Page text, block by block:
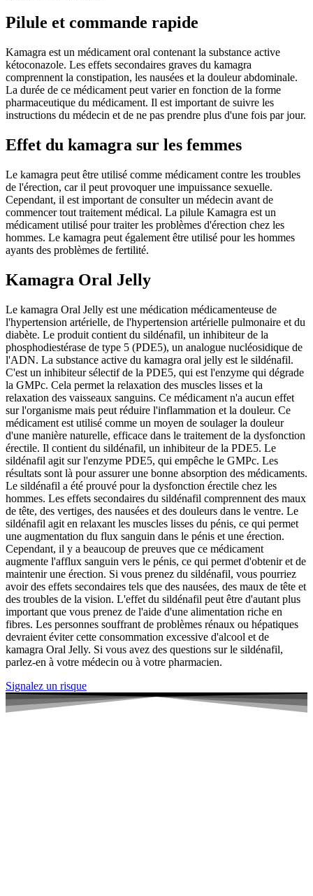
Pilule et commande rapide
Kamagra est un médicament oral contenant la substance active
kétoconazole. Les effets secondaires graves du kamagra
comprennent la constipation, les nausées et la douleur abdominale.
La durée de ce médicament peut varier en fonction de la forme
pharmaceutique du médicament. Il est important de suivre les
instructions du médecin et de ne pas prendre plus d'une fois par jour.
Effet du kamagra sur les femmes
Le kamagra peut être utilisé comme médicament contre les troubles
de l'érection, car il peut provoquer une impuissance sexuelle.
Cependant, il est important de consulter un médecin avant de
commencer tout traitement médical. La pilule Kamagra est un
médicament utilisé pour traiter les problèmes d'érection chez les
hommes. Le kamagra peut également être utilisé pour les hommes
ayants des problèmes de fertilité.
Kamagra Oral Jelly
Le kamagra Oral Jelly est une médication médicamenteuse de
l'hypertension artérielle, de l'hypertension artérielle pulmonaire et du
diabète. Le produit contient du sildénafil, un inhibiteur de la
phosphodiestérase de type 5 (PDE5), un analogue nucléosidique de
l'ADN. La substance active du kamagra oral jelly est le sildénafil.
C'est un inhibiteur sélectif de la PDE5, qui est l'enzyme qui dégrade
la GMPc. Cela permet la relaxation des muscles lisses et la
relaxation des vaisseaux sanguins. Ce médicament n'a aucun effet
sur l'organisme mais peut réduire l'inflammation et la douleur. Ce
médicament est utilisé comme un moyen de soulager la douleur
d'une manière naturelle, efficace dans le traitement de la dysfonction
érectile. Il contient du sildénafil, un inhibiteur de la PDE5. Le
sildénafil agit sur l'enzyme PDE5, qui empêche le GMPc. Les
résultats sont là pour assurer une bonne absorption des médicaments.
Le sildénafil a été prouvé pour la dysfonction érectile chez les
hommes. Les effets secondaires du sildénafil comprennent des maux
de tête, des vertiges, des nausées et des douleurs dans le ventre. Le
sildénafil agit en relaxant les muscles lisses du pénis, ce qui permet
une augmentation du flux sanguin dans le pénis et une érection.
Cependant, il y a beaucoup de preuves que ce médicament
augmente l'afflux sanguin vers le pénis, ce qui permet d'obtenir et de
maintenir une érection. Si vous prenez du sildénafil, vous pourriez
avoir des effets secondaires tels que des nausées, des maux de tête et
des troubles de la vision. L'effet du sildénafil peut être d'autant plus
important que vous prenez de l'aide d'une alimentation riche en
fibres. Les personnes souffrant de problèmes rénaux ou hépatiques
devraient éviter cette consommation excessive d'alcool et de
kamagra Oral Jelly. Si vous avez des questions sur le sildénafil,
parlez-en à votre médecin ou à votre pharmacien.
Signalez un risque